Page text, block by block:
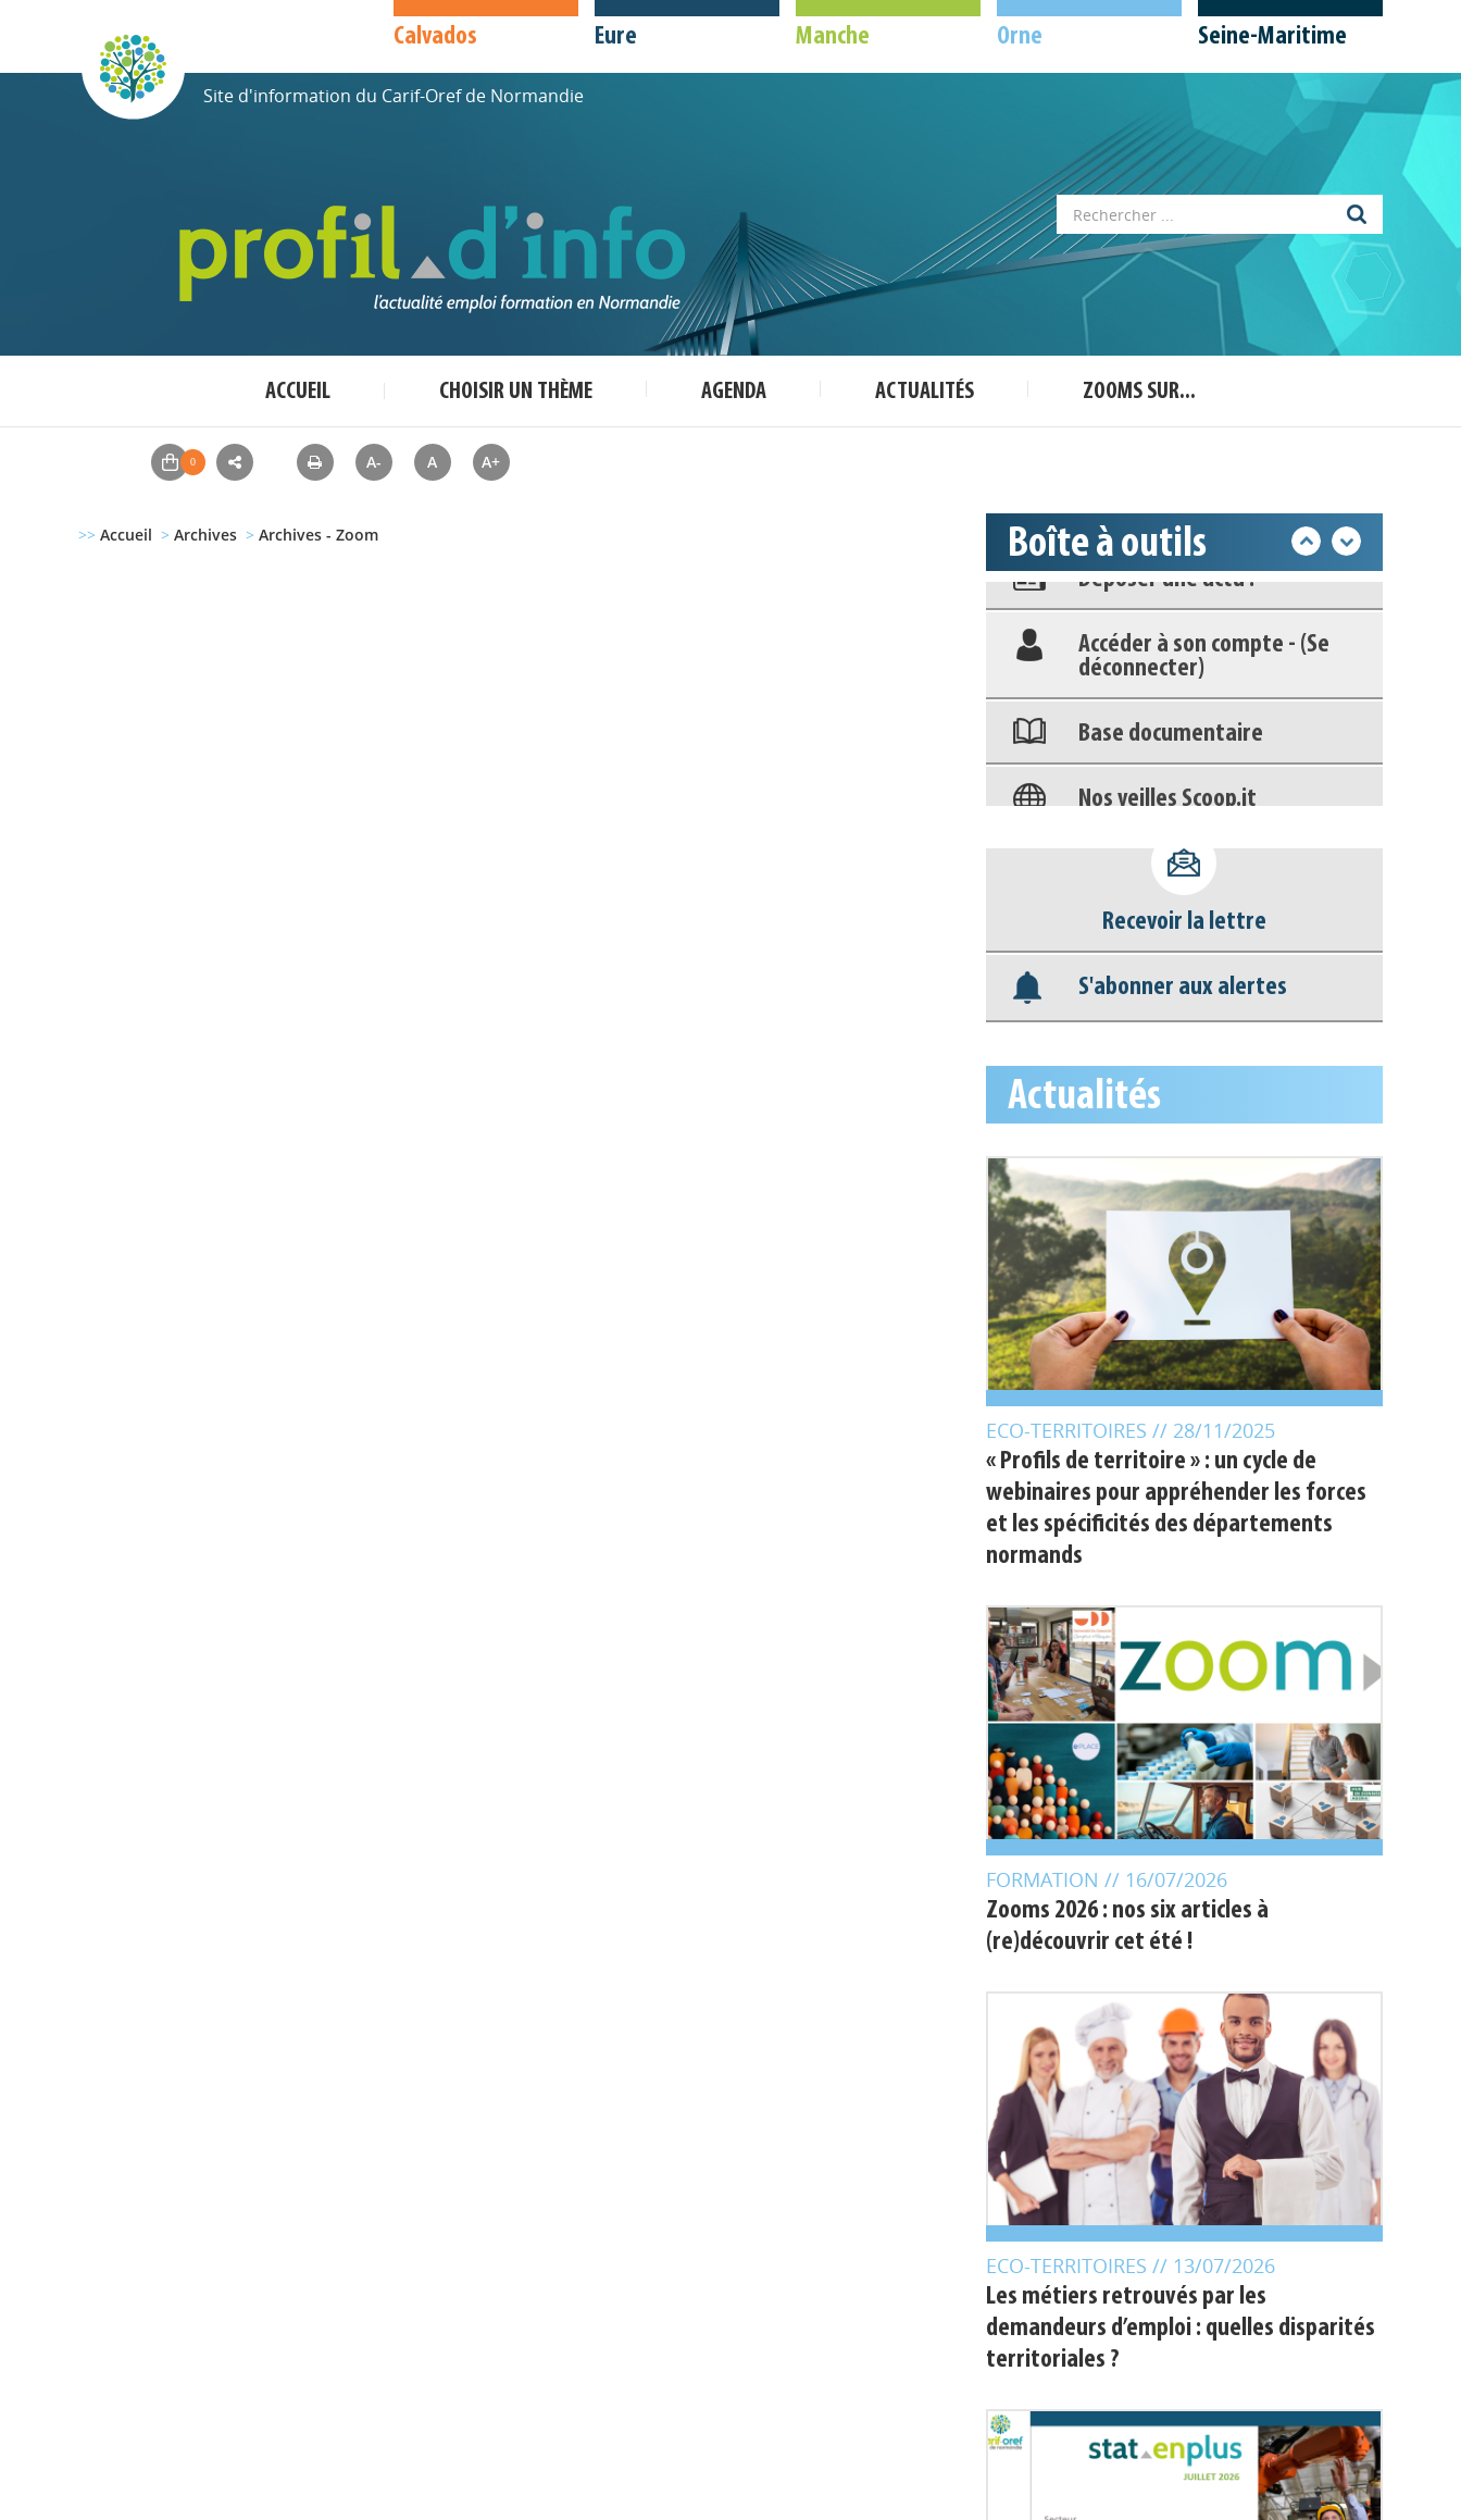
Calvados Eure Manche Orne Seine-Maritime
Site d'information du Carif-Oref de Normandie
ACCUEIL CHOISIR UN THÈME AGENDA ACTUALITÉS ZOOMS SUR...
A- A A+
>> Accueil > Archives > Archives - Zoom Boîte à outils
Appels à projets
Déposer une actu !
Accéder à son compte - (Se
déconnecter)
Base documentaire
Déposer une actu !
Accéder à son compte - (Se
déconnecter)
Base documentaire
Nos veilles Scoop.it
Recevoir la lettre
S'abonner aux alertes
Actualités
ECO-TERRITOIRES // 28/11/2025
« Profils de territoire » : un cycle de
webinaires pour appréhender les forces
et les spécificités des départements
normands
FORMATION // 16/07/2026
Zooms 2026 : nos six articles à
(re)découvrir cet été !
ECO-TERRITOIRES // 13/07/2026
Les métiers retrouvés par les
demandeurs d’emploi : quelles disparités
territoriales ?